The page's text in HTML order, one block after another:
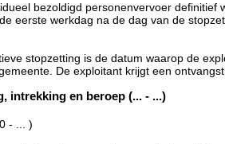
bezoldigd personenvervoer
eerste werkdag na de dag van de
stopzetting is de datum waarop de
De exploitant krijgt een
intrekking en beroep (... - ...)
- ... )